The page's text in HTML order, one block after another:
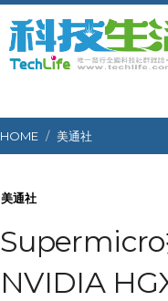
HOME 美通社
美通社
Supermicro
NVIDIA